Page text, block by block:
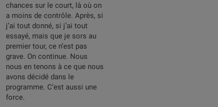
chances sur le court, là où on
a moins de contrôle. Après, si
j’ai tout donné, si j’ai tout
essayé, mais que je sors au
premier tour, ce n’est pas
grave. On continue. Nous
nous en tenons à ce que nous
avons décidé dans le
programme. C’est aussi une
force.